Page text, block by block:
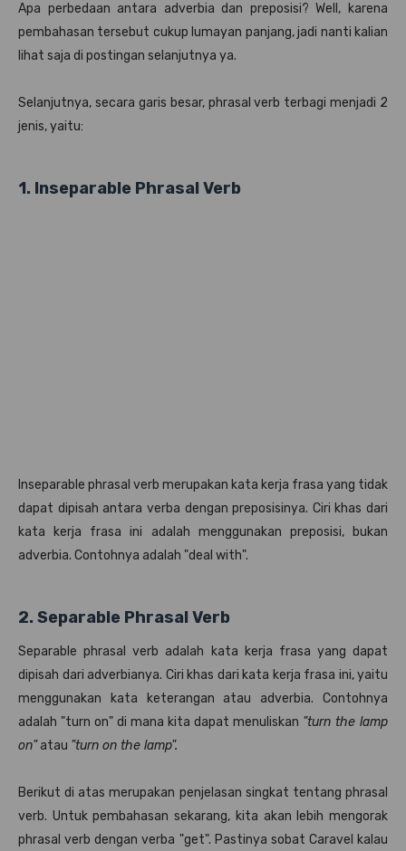
Apa perbedaan antara adverbia dan preposisi? Well, karena
pembahasan tersebut cukup lumayan panjang, jadi nanti kalian
lihat saja di postingan selanjutnya ya.
Selanjutnya, secara garis besar, phrasal verb terbagi menjadi 2
jenis, yaitu:
1. Inseparable Phrasal Verb
Inseparable phrasal verb merupakan kata kerja frasa yang tidak
dapat dipisah antara verba dengan preposisinya. Ciri khas dari
kata kerja frasa ini adalah menggunakan preposisi, bukan
adverbia. Contohnya adalah "deal with".
2. Separable Phrasal Verb
Separable phrasal verb adalah kata kerja frasa yang dapat
dipisah dari adverbianya. Ciri khas dari kata kerja frasa ini, yaitu
menggunakan kata keterangan atau adverbia. Contohnya
adalah "turn on" di mana kita dapat menuliskan "turn the lamp
on"atau "turn on the lamp".
Berikut di atas merupakan penjelasan singkat tentang phrasal
verb. Untuk pembahasan sekarang, kita akan lebih mengorak
phrasal verb dengan verba "get". Pastinya sobat Caravel kalau